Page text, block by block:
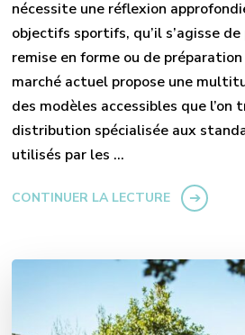
nécessite une réflexion
objectifs sportifs, qu’il s’agisse
remise en forme ou de
marché actuel propose une
des modèles accessibles que l’on
distribution spécialisée aux
utilisés par les …
CONTINUER LA LECTURE